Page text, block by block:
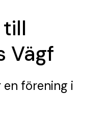
Vägf
en förening i